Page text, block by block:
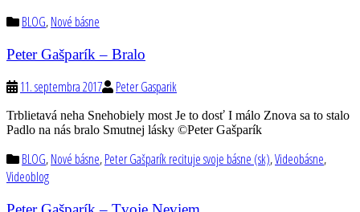
BLOG,Nové básne
Peter Gašparík – Bralo
11. septembra 2017 Peter Gasparik
Trblietavá neha Snehobiely most Je to dosť I málo Znova sa to stalo
Padlo na nás bralo Smutnej lásky ©Peter Gašparík
BLOG,Nové básne,Peter Gašparík recituje svoje básne (sk),Videobásne,
Videoblog